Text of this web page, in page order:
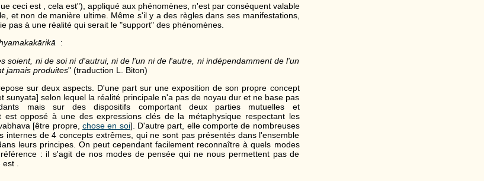
ceci est , cela est"), appliqué aux phénomènes, n'est par conséquent valable
et non de manière ultime. Même s'il y a des règles dans ses manifestations,
pas à une réalité qui serait le "support" des phénomènes.
:
soient, ni de soi ni d'autrui, ni de l'un ni de l'autre, ni indépendamment de l'un
jamais produites" (traduction L. Biton)
sur deux aspects. D'une part sur une exposition de son propre concept
sunyata] selon lequel la réalité principale n'a pas de noyau dur et ne base pas
mais sur des dispositifs comportant deux parties mutuelles et
est opposé à une des expressions clés de la métaphysique respectant les
[être propre, chose en soi]. D'autre part, elle comporte de nombreuses
internes de 4 concepts extrêmes, qui ne sont pas présentés dans l'ensemble
leurs principes. On peut cependant facilement reconnaître à quels modes
: il s'agit de nos modes de pensée qui ne nous permettent pas de
.